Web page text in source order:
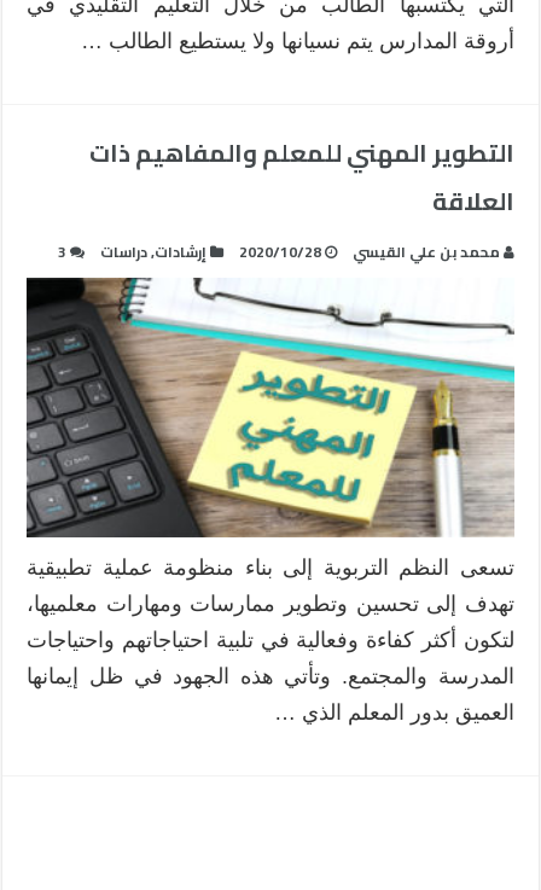
أروقة المدارس يتم نسيانها ولا يستطيع الطالب …
التطوير المهني للمعلم والمفاهيم ذات
العلاقة
محمد بن علي القيسي 2020/10/28 إرشادات,دراسات 3
تسعى النظم التربوية إلى بناء منظومة عملية تطبيقية
تهدف إلى تحسين وتطوير ممارسات ومهارات معلميها،
لتكون أكثر كفاءة وفعالية في تلبية احتياجاتهم واحتياجات
المدرسة والمجتمع. وتأتي هذه الجهود في ظل إيمانها
العميق بدور المعلم الذي …